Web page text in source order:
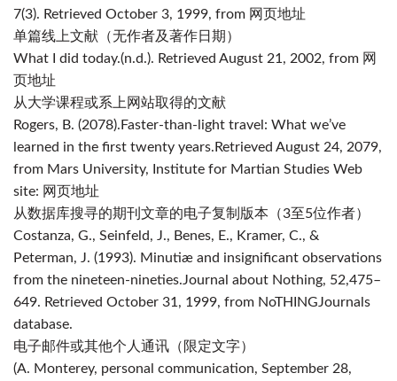
7(3). Retrieved October 3, 1999, from 网页地址
单篇线上文献（无作者及著作日期）
What I did today.(n.d.). Retrieved August 21, 2002, from 网
页地址
从大学课程或系上网站取得的文献
Rogers, B. (2078).Faster-than-light travel: What we’ve
learned in the first twenty years.Retrieved August 24, 2079,
from Mars University, Institute for Martian Studies Web
site: 网页地址
从数据库搜寻的期刊文章的电子复制版本（3至5位作者）
Costanza, G., Seinfeld, J., Benes, E., Kramer, C., &
Peterman, J. (1993). Minutiæ and insignificant observations
from the nineteen-nineties.Journal about Nothing, 52,475–
649. Retrieved October 31, 1999, from NoTHINGJournals
database.
电子邮件或其他个人通讯（限定文字）
(A. Monterey, personal communication, September 28,